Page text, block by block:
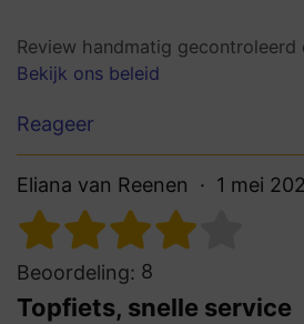
Review handmatig gecontroleerd
Bekijk ons beleid
Reageer
Eliana van Reenen 1 mei
Beoordeling: 8
Topfiets, snelle service